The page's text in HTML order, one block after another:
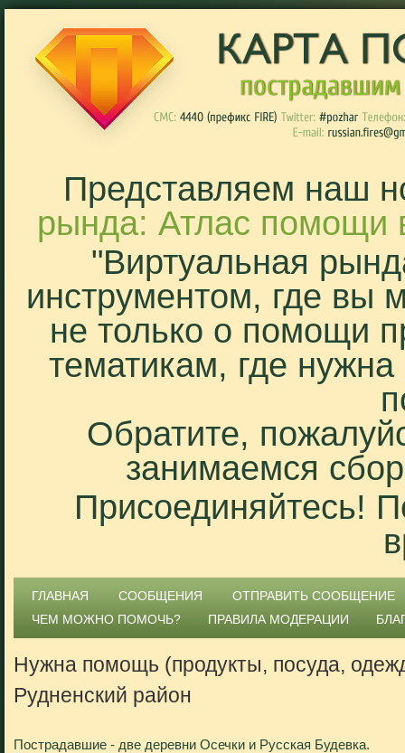
Представляем наш
рында: Атлас помощи
"Виртуальная
инструментом, где вы
не только о помощи
тематикам, где
Обратите,
занимаемся
Присоединяйтесь!
ГЛАВНАЯ СООБЩЕНИЯ
ОТПРАВИТЬ СООБЩЕНИЕ
ЧЕМ МОЖНО ПОМОЧЬ?
ПРАВИЛА МОДЕРАЦИИ
Нужна помощь (продукты, посуда,
Рудненский район
Пострадавшие - две деревни Осечки и Русская Будевка.